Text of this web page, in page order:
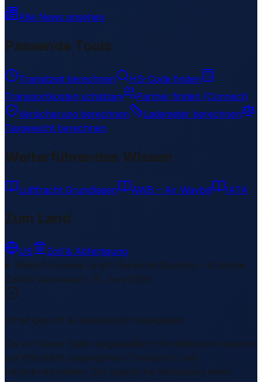
Alle News ansehen
Passende Tools
Transitzeit berechnen
HS-Code finden
Transportkosten schätzen
Partner finden (Connect)
Versicherung berechnen
Lademeter berechnen
Taxgewicht berechnen
Weiterführendes Wissen
Luftfracht Grundlagen AWB – Air Waybill IATA
Zum Land
US
Zoll & Abfertigung
Weiterführende Links1 Bereiche/Sections • 8 Links▾
Zuletzt aktualisiert: 25. Juni 2026
Inhalt geprüft & redaktionell freigegeben
Die auf dieser Seite dargestellten Informationen basieren
auf öffentlich zugänglichen Transport- und
Infrastrukturdaten. Die logistische Bedeutung eines